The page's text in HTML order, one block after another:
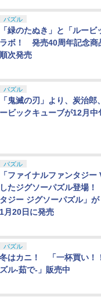
パズル
「緑のたぬき」と「ルー
ラボ！ 発売40周年記念商
順次発売
パズル
「鬼滅の刃」より、炭治
ービックキューブが12月中
パズル
「ファイナルファンタジ
したジグソーパズル登場！
タジー ジグソーパズル」
1月20日に発売
パズル
冬はカニ！ 「一杯買い！
ズル-茹で-」販売中